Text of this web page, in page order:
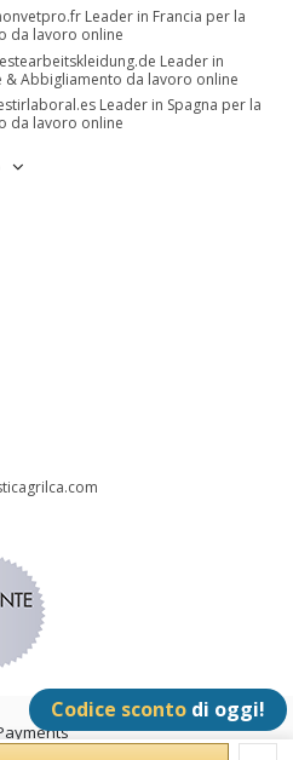
Leader in Francia per la
da lavoro online
Leader in
& Abbigliamento da lavoro online
Leader in Spagna per la
da lavoro online
Codice sconto di oggi!